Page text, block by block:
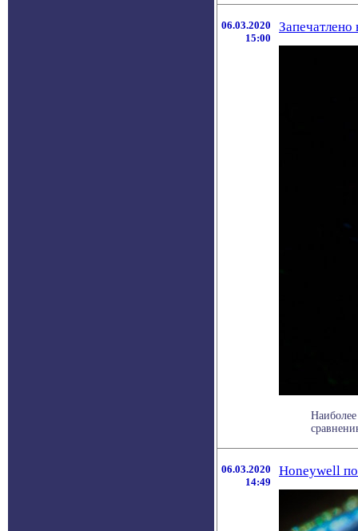
06.03.2020
15:00
Запечатлено
06.03.2020
14:49
Honeywell